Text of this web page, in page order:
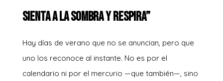
sienta a la sombra y respira”
Hay días de verano que no se anuncian, pero que
uno los reconoce al instante. No es por el
calendario ni por el mercurio —que también—, sino